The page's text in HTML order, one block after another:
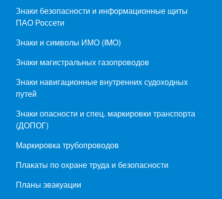
Знаки безопасности и информационные щиты
ПАО Россети
Знаки и символы ИМО (IMO)
Знаки магистральных газопроводов
Знаки навигационные внутренних судоходных
путей
Знаки опасности и спец. маркировки транспорта
(ДОПОГ)
Маркировка трубопроводов
Плакаты по охране труда и безопасности
Планы эвакуации